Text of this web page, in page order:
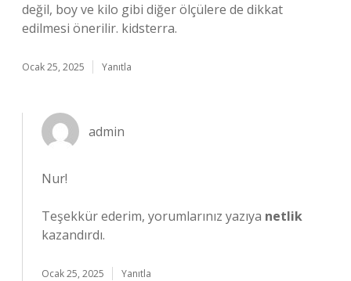
değil, boy ve kilo gibi diğer ölçülere de dikkat
edilmesi önerilir. kidsterra.
Ocak 25, 2025 Yanıtla
admin
Nur!
Teşekkür ederim, yorumlarınız yazıya netlik
kazandırdı.
Ocak 25, 2025 Yanıtla